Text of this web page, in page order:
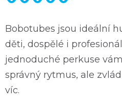
Bobotubes jsou ideální
děti, dospělé i
jednoduché perkuse
správný rytmus, ale
víc.